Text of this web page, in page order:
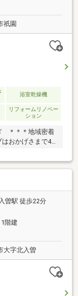
祇園
浴室乾燥機
リフォームリノベー
ション
＊＊＊地域密着
おかげさまで42
のお住まい探し
せください。「ネ
」「頭金が少な
から始めればい
富な有資格スタ
告未掲載物件や
をご提供し、当
。お問い合わせ
0120-27-0442】
曽駅 徒歩22分
階建
大字北入曽